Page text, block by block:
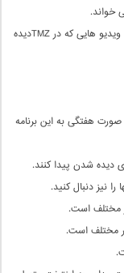
خواند.
آهنگ ها و موزیک ویدیو های احمقانه و بسیار عالی مانند ویدیو هایی که در TMZدیده
هفتگی به این برنامه
دیده شدن پیدا کنند.
نیز دنبال کنید.